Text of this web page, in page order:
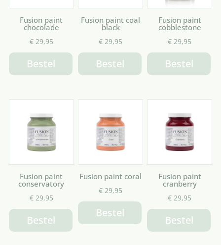
Fusion paint
chocolade
€29,95
Bestel
Fusion paint coal
black
€ 29,95
Bestel
Fusion paint
cobblestone
€ 29,95
Bestel
Fusion paint
conservatory
€29,95
Bestel
Fusion paint coral
€ 29,95
Bestel
Fusion paint
cranberry
€ 29,95
Bestel